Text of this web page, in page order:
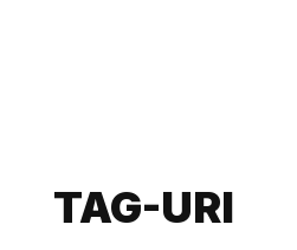
TAG-URI